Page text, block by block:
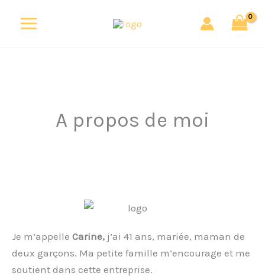
A propos de moi
Je m’appelle Carine, j’ai 41 ans, mariée, maman de
deux garçons. Ma petite famille m’encourage et me
soutient dans cette entreprise.